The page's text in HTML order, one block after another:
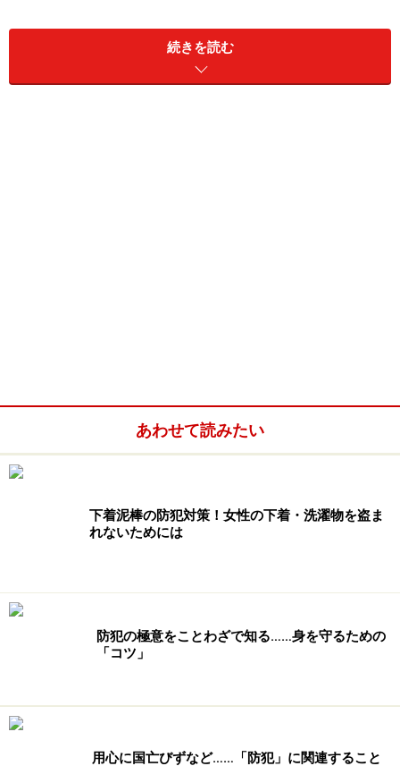
救助者が被害を受けてしまったり、
生命に危険な事態になってはいけないのですから、むや
ーで、
「近くにいて、助けてという声を聞きながら何もしてあ
げられなかったことが悔やまれます」
と答えていた人がいましたが、これを責めることは出来
ないでしょう。
「助けて」
ということはわかりません。また、仮に「人殺
う。ただし、
続きを読む
あわせて読みたい
下着泥棒の防犯対策！女性の下着・洗濯物を盗ま
れないためには
防犯の極意をことわざで知る……身を守るための
「コツ」
用心に国亡びずなど……「防犯」に関連すること